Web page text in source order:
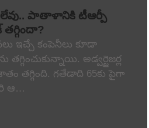
లేవు.. పాతాళానికి టీఆర్పీ
తగ్గిందా?
ఇచ్చే కంపెనీలు కూడా
తగ్గించుకున్నాయి. అడ్వర్టైజర్ల
తగ్గింది. గతేడాది 65కు పైగా
ఆ…